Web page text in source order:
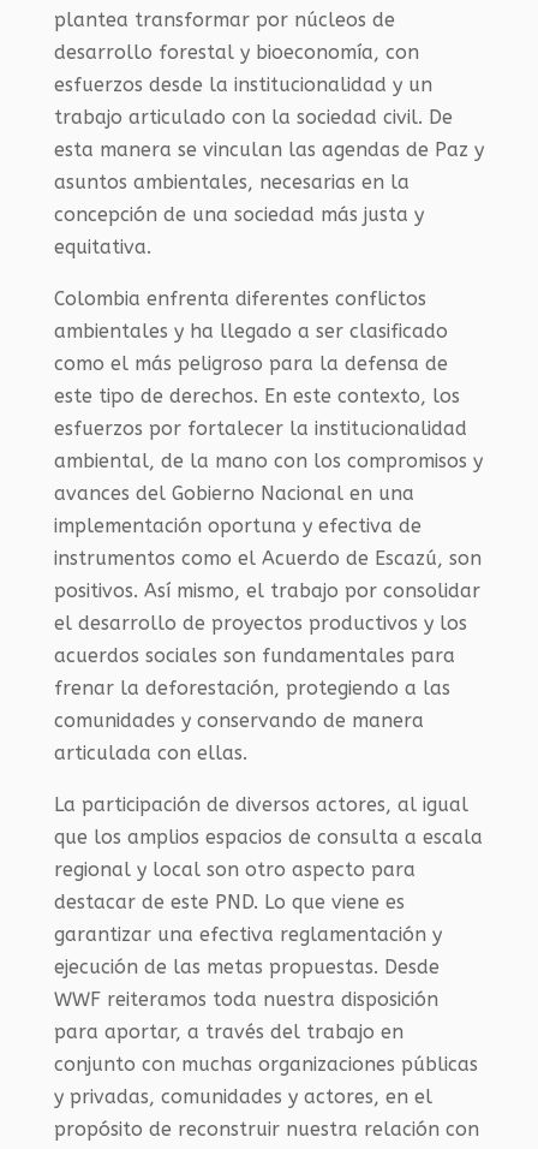
plantea transformar por núcleos de
desarrollo forestal y bioeconomía, con
esfuerzos desde la institucionalidad y un
trabajo articulado con la sociedad civil. De
esta manera se vinculan las agendas de Paz y
asuntos ambientales, necesarias en la
concepción de una sociedad más justa y
equitativa.
Colombia enfrenta diferentes conflictos
ambientales y ha llegado a ser clasificado
como el más peligroso para la defensa de
este tipo de derechos. En este contexto, los
esfuerzos por fortalecer la institucionalidad
ambiental, de la mano con los compromisos y
avances del Gobierno Nacional en una
implementación oportuna y efectiva de
instrumentos como el Acuerdo de Escazú, son
positivos. Así mismo, el trabajo por consolidar
el desarrollo de proyectos productivos y los
acuerdos sociales son fundamentales para
frenar la deforestación, protegiendo a las
comunidades y conservando de manera
articulada con ellas.
La participación de diversos actores, al igual
que los amplios espacios de consulta a escala
regional y local son otro aspecto para
destacar de este PND. Lo que viene es
garantizar una efectiva reglamentación y
ejecución de las metas propuestas. Desde
WWF reiteramos toda nuestra disposición
para aportar, a través del trabajo en
conjunto con muchas organizaciones públicas
y privadas, comunidades y actores, en el
propósito de reconstruir nuestra relación con